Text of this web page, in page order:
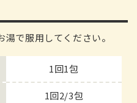
で服用してください。
1回1包
1回2/3包